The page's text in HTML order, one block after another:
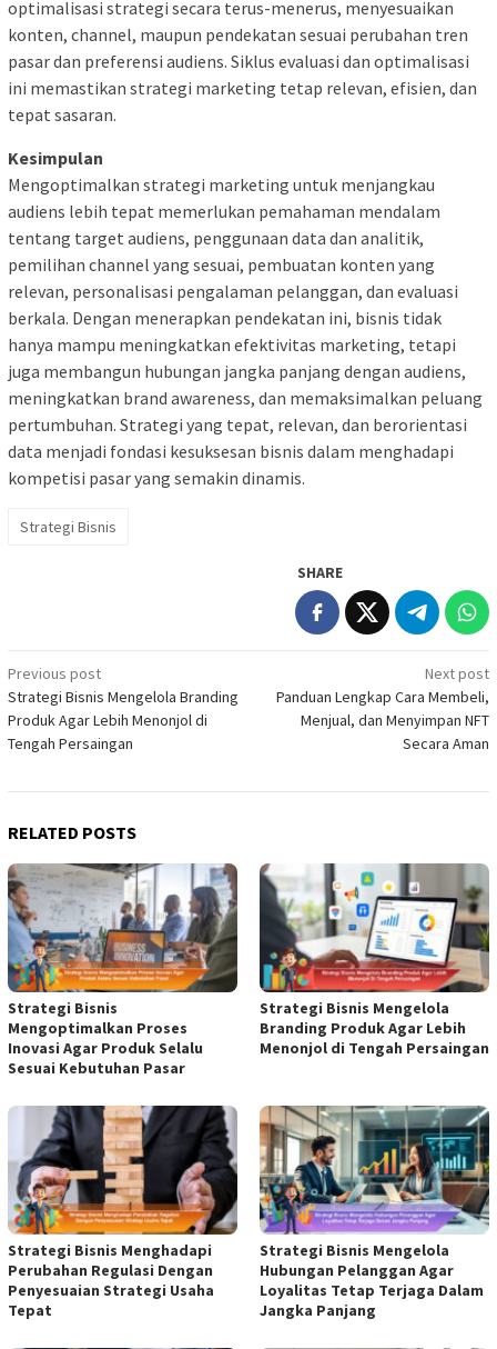
optimalisasi strategi secara terus-menerus, menyesuaikan
konten, channel, maupun pendekatan sesuai perubahan tren
pasar dan preferensi audiens. Siklus evaluasi dan optimalisasi
ini memastikan strategi marketing tetap relevan, efisien, dan
tepat sasaran.
Kesimpulan
Mengoptimalkan strategi marketing untuk menjangkau
audiens lebih tepat memerlukan pemahaman mendalam
tentang target audiens, penggunaan data dan analitik,
pemilihan channel yang sesuai, pembuatan konten yang
relevan, personalisasi pengalaman pelanggan, dan evaluasi
berkala. Dengan menerapkan pendekatan ini, bisnis tidak
hanya mampu meningkatkan efektivitas marketing, tetapi
juga membangun hubungan jangka panjang dengan audiens,
meningkatkan brand awareness, dan memaksimalkan peluang
pertumbuhan. Strategi yang tepat, relevan, dan berorientasi
data menjadi fondasi kesuksesan bisnis dalam menghadapi
kompetisi pasar yang semakin dinamis.
Strategi Bisnis
SHARE
Post
navigation
Previous post
Strategi Bisnis Mengelola Branding
Produk Agar Lebih Menonjol di
Tengah Persaingan
Next post
Panduan Lengkap Cara Membeli,
Menjual, dan Menyimpan NFT
Secara Aman
RELATED POSTS
Strategi Bisnis
Mengoptimalkan Proses
Inovasi Agar Produk Selalu
Sesuai Kebutuhan Pasar
Strategi Bisnis Mengelola
Branding Produk Agar Lebih
Menonjol di Tengah Persaingan
Strategi Bisnis Menghadapi
Perubahan Regulasi Dengan
Penyesuaian Strategi Usaha
Tepat
Strategi Bisnis Mengelola
Hubungan Pelanggan Agar
Loyalitas Tetap Terjaga Dalam
Jangka Panjang